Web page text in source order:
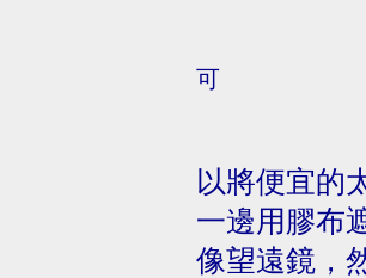
可
以將便宜的
一邊用膠布
像望遠鏡，